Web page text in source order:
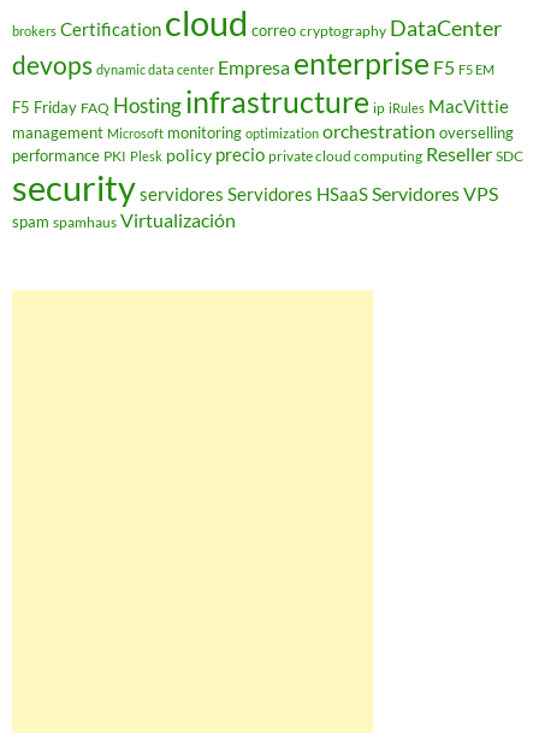
brokers Certification cloud correo cryptography DataCenter
devops dynamic data center Empresa enterprise F5 F5 EM
F5 Friday FAQ Hostinginfrastructure ip iRules MacVittie
management Microsoft monitoring optimization orchestration overselling
performance PKI Plesk policy precio private cloud computing Reseller SDC
securityservidores Servidores HSaaSServidores VPS
spam spamhaus Virtualización